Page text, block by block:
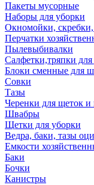
Пакеты мусорные
Наборы для уборки
Окномойки, скребки,
Перчатки
Пылевыбивалки
Салфетки,тряпки
Блоки сменные для
Совки
Тазы
Черенки для щеток и
Швабры
Щетки для уборки
Ведра, баки, тазы
Емкости
Баки
Бочки
Канистры